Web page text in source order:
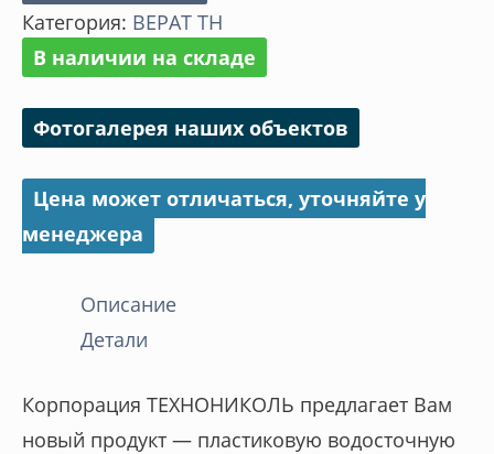
трубы
Категория: ВЕРАТ ТН
В наличии на складе
Фотогалерея наших объектов
Цена может отличаться, уточняйте у
менеджера
Описание
Детали
Корпорация ТЕХНОНИКОЛЬ предлагает Вам
новый продукт — пластиковую водосточную